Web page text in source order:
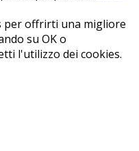
per offrirti una migliore
su OK o
l'utilizzo dei cookies.